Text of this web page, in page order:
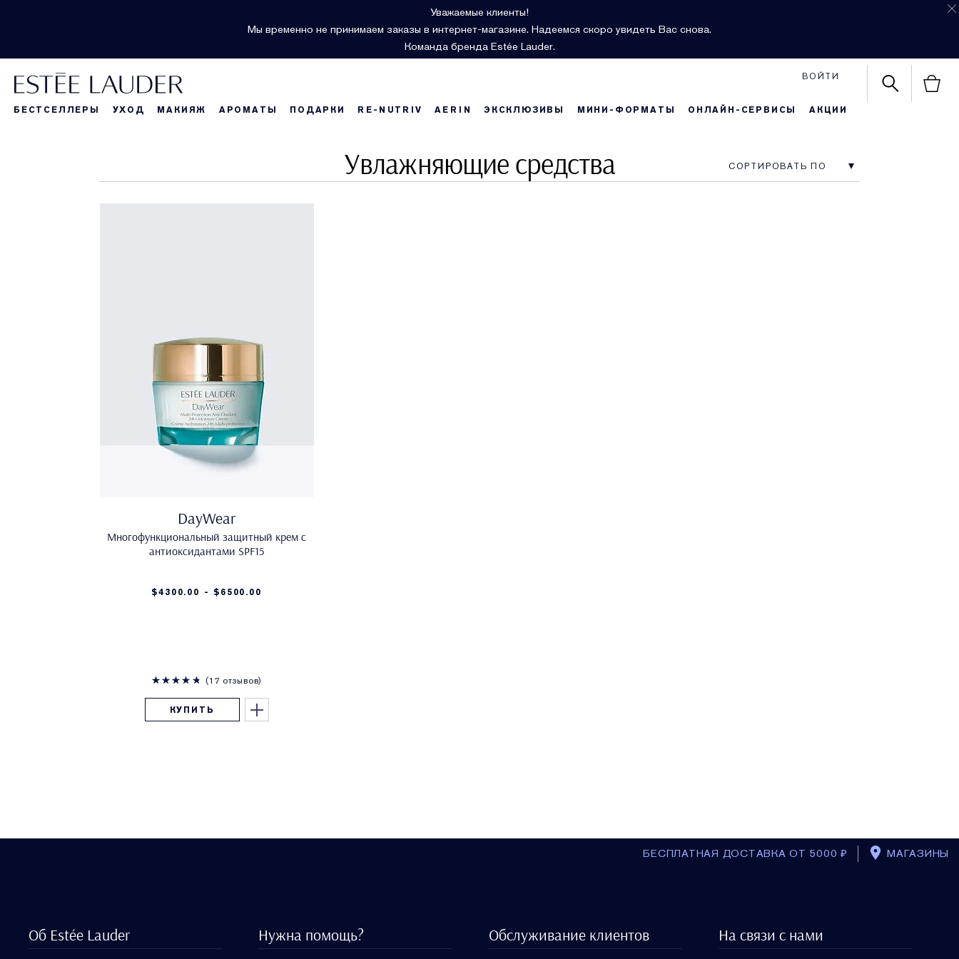
Уважаемые клиенты!
Мы временно не принимаем заказы в интернет-магазине. Надеемся скоро увидеть Вас снова.
Команда бренда Estée Lauder.
ВОЙТИ
БЕСТСЕЛЛЕРЫ УХОД МАКИЯЖ АРОМАТЫ ПОДАРКИ RE-NUTRIV AERIN ЭКСКЛЮЗИВЫ МИНИ-ФОРМАТЫ ОНЛАЙН-СЕРВИСЫ АКЦИИ
Увлажняющие средства СОРТИРОВАТЬ ПО
DayWear
Многофункциональный защитный крем с
антиоксидантами SPF15
$4300.00 - $6500.00
17 отзывов
КУПИТЬ
БЕСПЛАТНАЯ ДОСТАВКА ОТ 5000 ₽ МАГАЗИНЫ
Об Estée Lauder Нужна помощь? Обслуживание клиентов На связи с нами